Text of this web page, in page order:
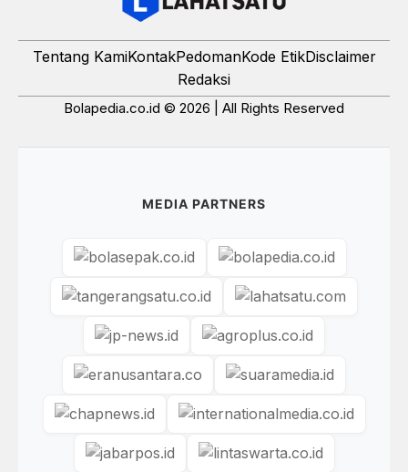
Tentang KamiKontakPedomanKode EtikDisclaimer
Redaksi
Bolapedia.co.id © 2026 | All Rights Reserved
MEDIA PARTNERS